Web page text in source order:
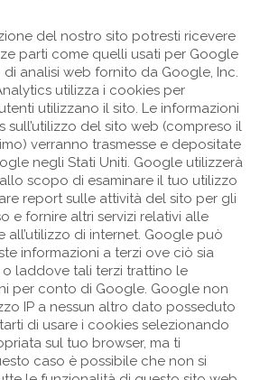
del nostro sito potresti ricevere
parti come quelli usati per Google
di analisi web fornito da Google, Inc.
utilizza i cookies per
utilizzano il sito. Le informazioni
sull’utilizzo del sito web (compreso il
verranno trasmesse e depositate
negli Stati Uniti. Google utilizzerà
scopo di esaminare il tuo utilizzo
report sulle attività del sito per gli
e fornire altri servizi relativi alle
all’utilizzo di internet. Google può
informazioni a terzi ove ciò sia
laddove tali terzi trattino le
per conto di Google. Google non
IP a nessun altro dato posseduto
di usare i cookies selezionando
sul tuo browser, ma ti
caso è possibile che non si